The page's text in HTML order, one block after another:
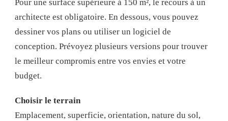
Pour une surface supérieure à 150 m², le recours à un
architecte est obligatoire. En dessous, vous pouvez
dessiner vos plans ou utiliser un logiciel de
conception. Prévoyez plusieurs versions pour trouver
le meilleur compromis entre vos envies et votre
budget.
Choisir le terrain
Emplacement, superficie, orientation, nature du sol,